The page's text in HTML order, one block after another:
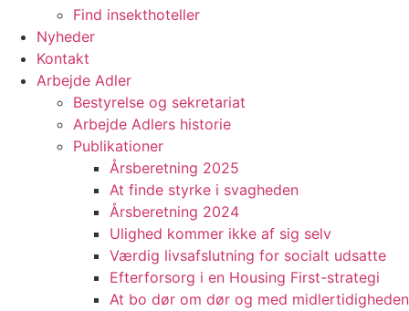
Find insekthoteller
Nyheder
Kontakt
Arbejde Adler
Bestyrelse og sekretariat
Arbejde Adlers historie
Publikationer
Årsberetning 2025
At finde styrke i svagheden
Årsberetning 2024
Ulighed kommer ikke af sig selv
Værdig livsafslutning for socialt udsatte
Efterforsorg i en Housing First-strategi
At bo dør om dør og med midlertidigheden